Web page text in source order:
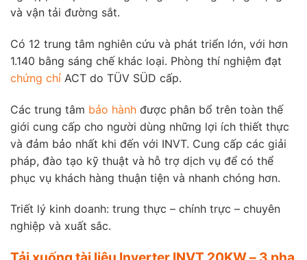
và vận tải đường sắt.
Có 12 trung tâm nghiên cứu và phát triển lớn, với hơn
1.140 bằng sáng chế khác loại. Phòng thí nghiệm đạt
chứng chỉ ACT do TÜV SÜD cấp.
Các trung tâm bảo hành được phân bổ trên toàn thế
giới cung cấp cho người dùng những lợi ích thiết thực
và đảm bảo nhất khi đến với INVT. Cung cấp các giải
pháp, đào tạo kỹ thuật và hỗ trợ dịch vụ để có thể
phục vụ khách hàng thuận tiện và nhanh chóng hơn.
Triết lý kinh doanh: trung thực – chính trực – chuyên
nghiệp và xuất sắc.